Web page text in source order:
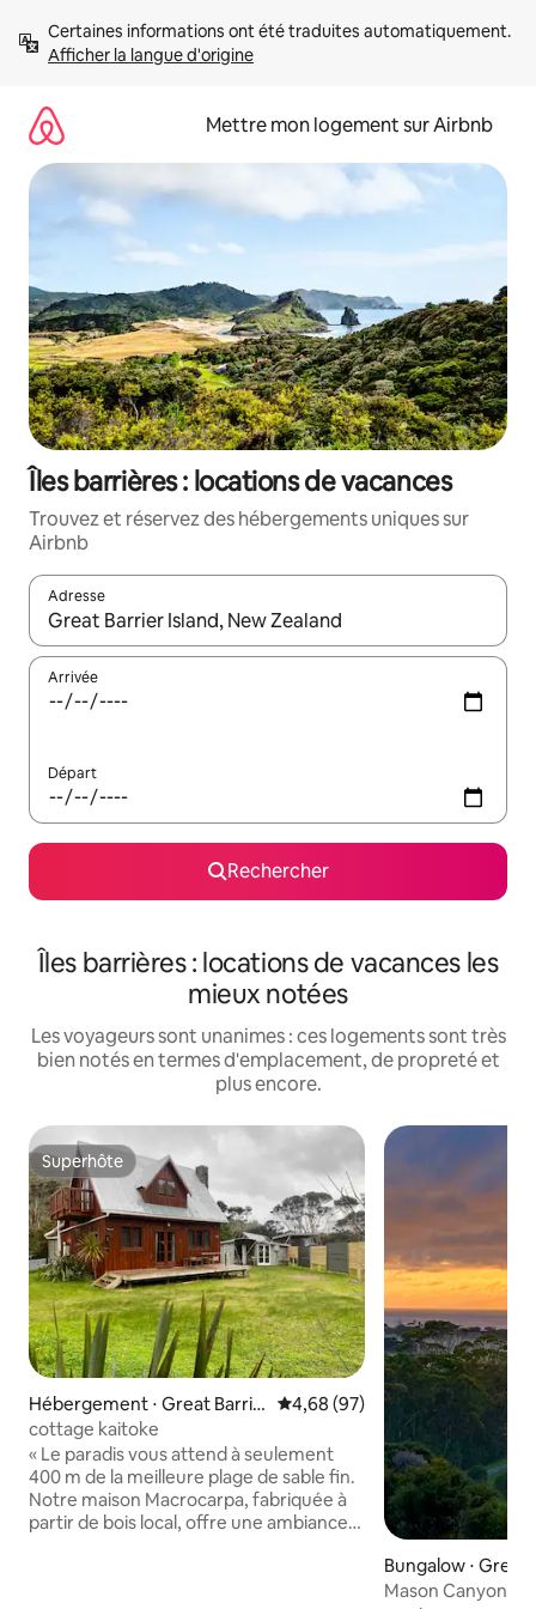
directement
Afficher la langue d'origine
Mettre mon logement sur Airbnb
Îles barrières : locations de vacances
Trouvez et réservez des hébergements uniques sur
Airbnb
Adresse
Lorsque les résultats s'affichent, utilisez les flèches vers le
Arrivée
Départ
Rechercher
Îles barrières : locations de vacances les
mieux notées
Les voyageurs sont unanimes : ces logements sont très
bien notés en termes d'emplacement, de propreté et
plus encore.
Superhôte
Superhôte
Hébergement ⋅ Great Barrie
r Island
Évaluation moyenne sur la
4,68 (97)
cottage kaitoke
« Le paradis vous attend à seulement
400 m de la meilleure plage de sable fin.
Notre maison Macrocarpa, fabriquée à
partir de bois local, offre une ambiance
Bungalow ⋅ Great
nd
Mason Canyon